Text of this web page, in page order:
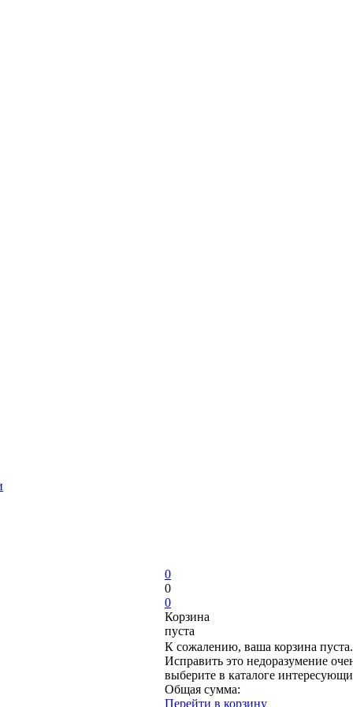
0
0
0
Корзина
пуста
К сожалению, ваша корзина пуста.
Исправить это недоразумение
выберите в каталоге
Общая сумма:
Перейти в корзину